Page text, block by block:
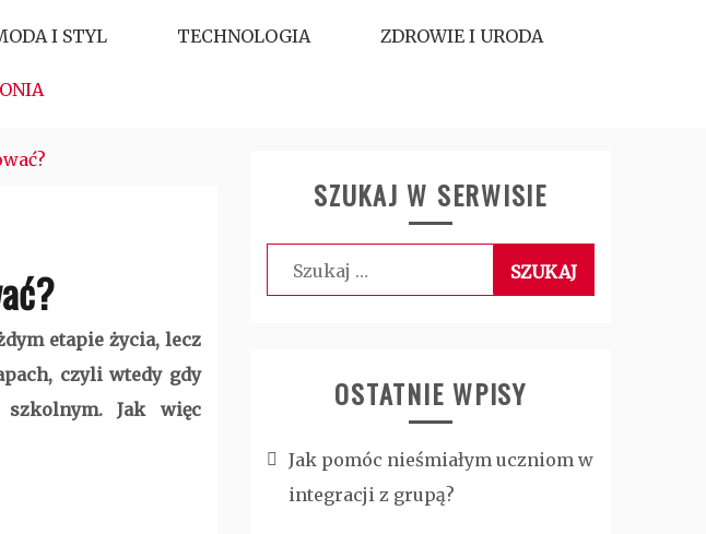
I STYL TECHNOLOGIA ZDROWIE I URODA
etapie życia, lecz
czyli wtedy gdy
Jak więc
SZUKAJ W SERWISIE
Szukaj:
OSTATNIE WPISY
Jak pomóc nieśmiałym uczniom w
integracji z grupą?